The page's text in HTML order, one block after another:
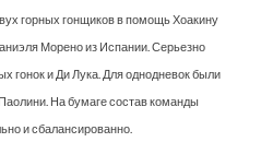
горных гонщиков в помощь Хоакину
Морено из Испании. Серьезно
гонок и Ди Лука. Для однодневок были
На бумаге состав команды
и сбалансированно.